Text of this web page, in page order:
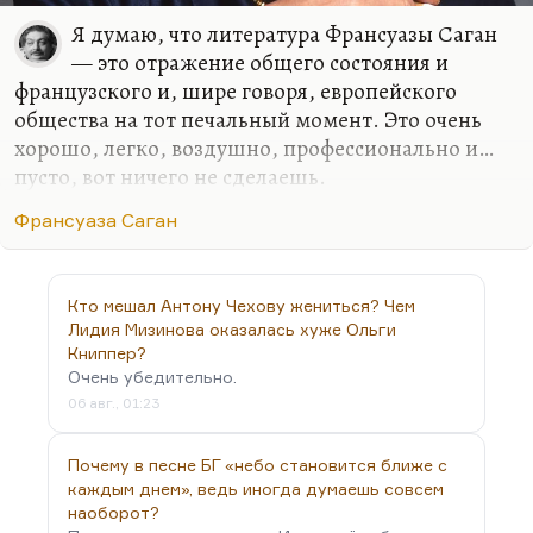
Я думаю, что литература Франсуазы Саган
— это отражение общего состояния и
французского и, шире говоря, европейского
общества на тот печальный момент. Это очень
хорошо, легко, воздушно, профессионально и…
пусто, вот ничего не сделаешь.
И поздняя проза Труайя оставляла у меня такое
ощущение. Вообще мне кажется, что после, с
одной стороны, Виана, а с другой — Мартен дю
Гара, ну, как-то ничего там особенно великого-то
не происходило. Ну, Раймон Кено ещё, может
быть. А в целом-то — это была культура
пустоватая, которая и перепевала пустоту. Вот
когда-то французскую литературу «съела
живопись», как говорила Ахматова, а
впоследствии кино съело, «новая волна».
Французская проза…
Франсуаза Саган
Кто мешал Антону Чехову жениться? Чем
Лидия Мизинова оказалась хуже Ольги
Книппер?
Очень убедительно.
06 авг., 01:23
Почему в песне БГ «небо становится ближе с
каждым днем», ведь иногда думаешь совсем
наоборот?